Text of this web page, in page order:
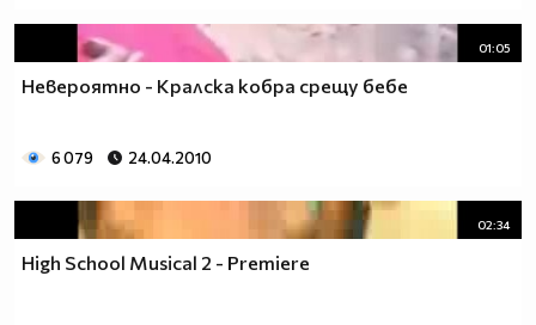
01:05
Невероятно - Кралска кобра срещу бебе
6 079 24.04.2010
02:34
High School Musical 2 - Premiere